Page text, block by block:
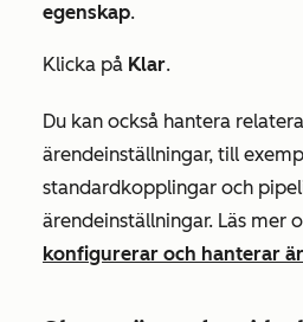
egenskap.
Klicka på Klar.
Du kan också hantera
ärendeinställningar, till
standardkopplingar och
ärendeinställningar. Läs mer
konfigurerar och hanterar